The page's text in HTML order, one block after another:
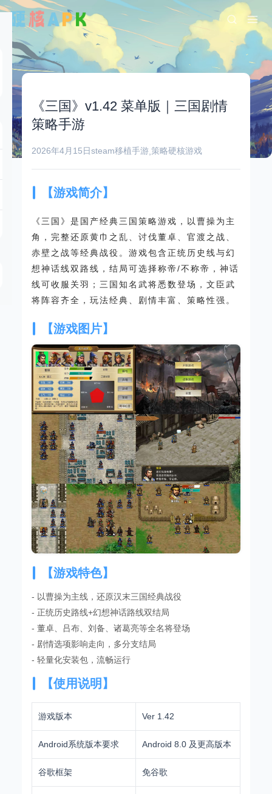
《三国》v1.42 菜单版｜三国剧情
策略手游
2026年4月15日steam移植手游 策略硬核游戏
【游戏简介】
《三国》是国产经典三国策略游戏，以曹操为主
角，完整还原黄巾之乱、讨伐董卓、官渡之战、
赤壁之战等经典战役。游戏包含正统历史线与幻
想神话线双路线，结局可选择称帝/不称帝，神话
线可收服关羽；三国知名武将悉数登场，文臣武
将阵容齐全，玩法经典、剧情丰富、策略性强。
【游戏图片】
【游戏特色】
- 以曹操为主线，还原汉末三国经典战役
- 正统历史路线+幻想神话路线双结局
- 董卓、吕布、刘备、诸葛亮等全名将登场
- 剧情选项影响走向，多分支结局
- 轻量化安装包，流畅运行
【使用说明】
游戏版本 Ver 1.42
Android系统版本要求 Android 8.0 及更高版本
谷歌框架 免谷歌